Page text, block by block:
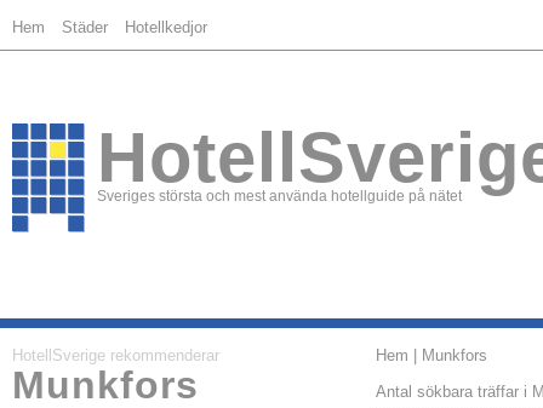
Hem Städer Hotellkedjor
Sveriges största och mest använda hotellguide på nätet
HotellSverige rekommenderar
Munkfors
Hem | Munkfors
Antal sökbara träffar i